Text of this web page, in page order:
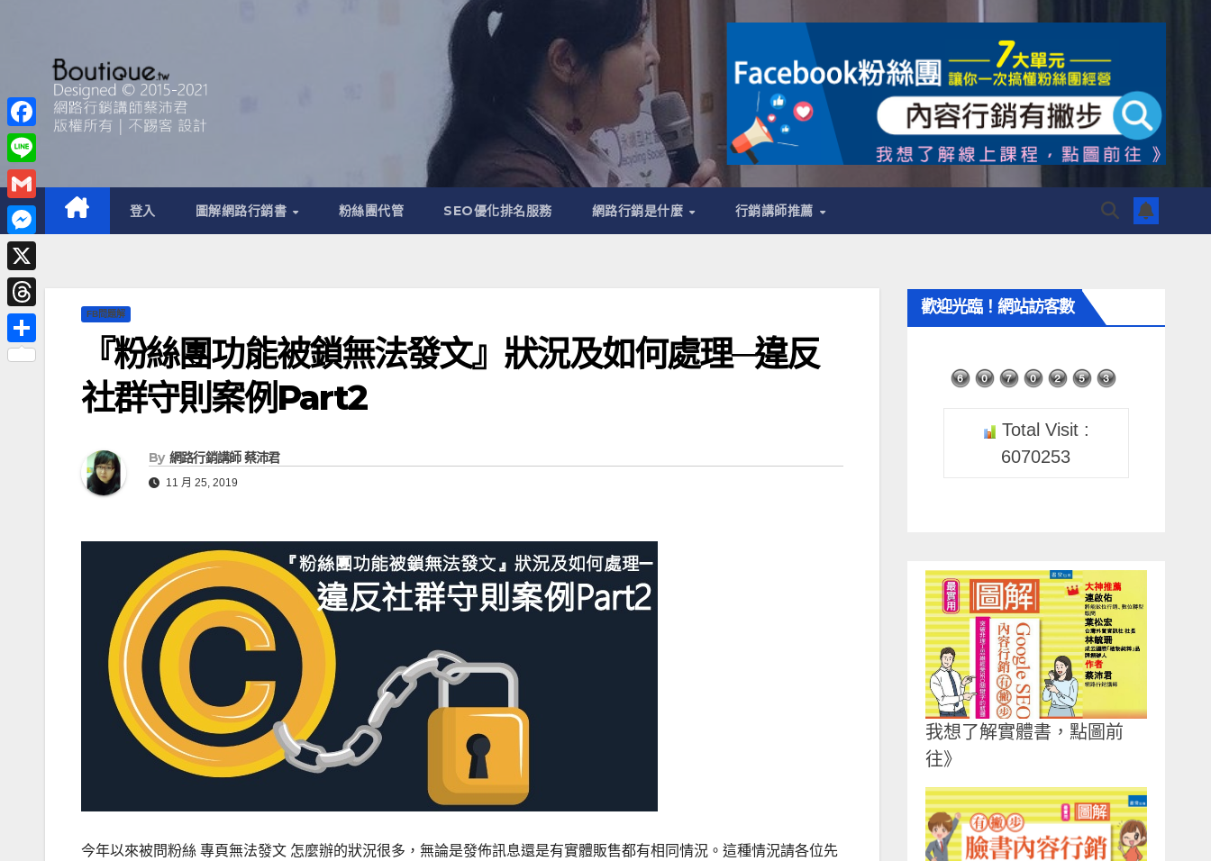
登入 圖解網路行銷書 粉絲團代管 SEO優化排名服務 網路行銷是什麼 行銷講師推薦
FB問題解
『粉絲團功能被鎖無法發文』狀況及如何處理─違反
社群守則案例Part2
By 網路行銷講師 蔡沛君
11 月 25, 2019
今年以來被問粉絲 專頁無法發文 怎麼辦的狀況很多，無論是發佈訊息還是有實體販售都有相同情況。這種情況請各位先
歡迎光臨！網站訪客數
Total Visit :
6070253
我想了解實體書，點圖前
往》
F
a
c
e
b
o
o
k
L
i
n
e
G
m
a
i
M
e
s
s
e
X
T
h
分